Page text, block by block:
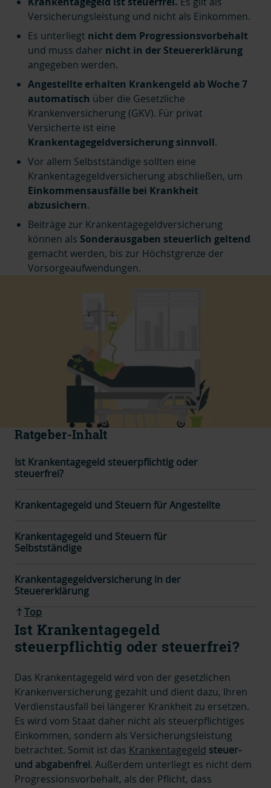
Versicherungsleistung und nicht als Einkommen.
Es unterliegt nicht dem Progressionsvorbehalt
und muss daher nicht in der Steuererklärung
angegeben werden.
Angestellte erhalten Krankengeld ab Woche 7
automatisch über die Gesetzliche
Krankenversicherung (GKV). Für privat
Versicherte ist eine
Krankentagegeldversicherung sinnvoll.
Vor allem Selbstständige sollten eine
Krankentagegeldversicherung abschließen, um
Einkommensausfälle bei Krankheit
abzusichern.
Beiträge zur Krankentagegeldversicherung
können als Sonderausgaben steuerlich geltend
gemacht werden, bis zur Höchstgrenze der
Vorsorgeaufwendungen.
Ratgeber-Inhalt
Ist Krankentagegeld steuerpflichtig oder
steuerfrei?
Krankentagegeld und Steuern für Angestellte
Krankentagegeld und Steuern für
Selbstständige
Krankentagegeldversicherung in der
Steuererklärung
Top
Ist Krankentagegeld
steuerpflichtig oder steuerfrei?
Das Krankentagegeld wird von der gesetzlichen
Krankenversicherung gezahlt und dient dazu, Ihren
Verdienstausfall bei längerer Krankheit zu ersetzen.
Es wird vom Staat daher nicht als steuerpflichtiges
Einkommen, sondern als Versicherungsleistung
betrachtet. Somit ist das Krankentagegeld steuer-
und abgabenfrei. Außerdem unterliegt es nicht dem
Progressionsvorbehalt, als der Pflicht, dass